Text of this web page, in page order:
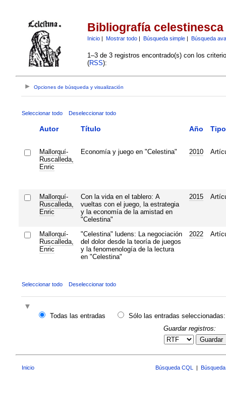
Bibliografía celestinesca
Inicio| Mostrar todo| Búsqueda simple| Búsqueda
1–3 de 3 registros encontrado(s) con los
(RSS):
Opciones de búsqueda y visualización
Seleccionar todo Deseleccionar todo
Autor Título Año Tipo
Mallorquí-
Ruscalleda,
Enric
Economía y juego en "Celestina" 2010
Mallorquí-
Ruscalleda,
Enric
Con la vida en el tablero: A
vueltas con el juego, la estrategia
y la economía de la amistad en
"Celestina"
2015
Mallorquí-
Ruscalleda,
Enric
"Celestina" ludens: La negociación
del dolor desde la teoría de juegos
y la fenomenología de la lectura
en "Celestina"
2022
Seleccionar todo Deseleccionar todo
Todas las entradas
Sólo las entradas seleccionadas:
Guardar registros:
Guardar
Inicio Búsqueda CQL